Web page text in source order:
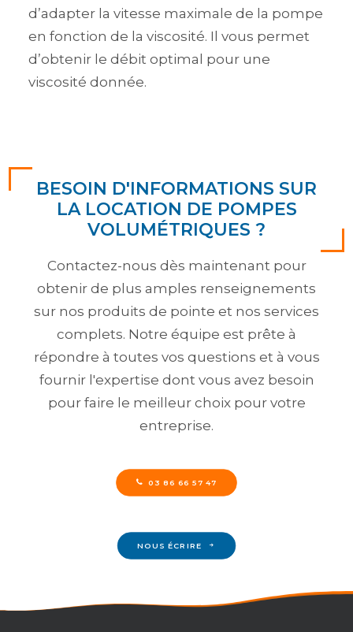
d’adapter la vitesse maximale de la pompe
en fonction de la viscosité. Il vous permet
d’obtenir le débit optimal pour une
viscosité donnée.
BESOIN D'INFORMATIONS SUR
LA LOCATION DE POMPES
VOLUMÉTRIQUES ?
Contactez-nous dès maintenant pour
obtenir de plus amples renseignements
sur nos produits de pointe et nos services
complets. Notre équipe est prête à
répondre à toutes vos questions et à vous
fournir l'expertise dont vous avez besoin
pour faire le meilleur choix pour votre
entreprise.
03 86 66 57 47
NOUS ÉCRIRE